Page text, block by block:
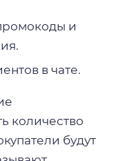
и
в чате.
количество
будут